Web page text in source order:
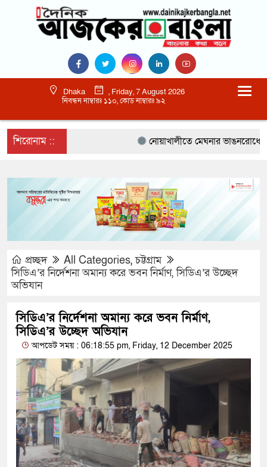
Dhaka
, Friday, 7 August 2026
নিবন্ধন নাম্বারঃ ১১০, কোড নাম্বারঃ ৯২
শিরোনাম :: নোয়াখালীতে মেঘনার ভাঙনরোধে
প্রচ্ছদ All Categories,চট্টগ্রাম
সিডিএ’র নির্দেশনা অমান্য করে ভবন নির্মাণ, সিডিএ’র উচ্ছেদ
অভিযান
সিডিএ’র নির্দেশনা অমান্য করে ভবন নির্মাণ,
সিডিএ’র উচ্ছেদ অভিযান
আপডেট সময় : 06:18:55 pm, Friday, 12 December 2025